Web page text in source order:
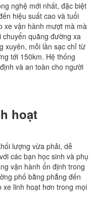
nghệ mới nhất, đặc biệt
hiệu suất cao và tuổi
xe vận hành mượt mà mà
quãng đường xa
xuyên, mỗi lần sạc chỉ từ
tới 150km. Hệ thống
và an toàn cho người
hoạt
lượng vừa phải, dễ
các bạn học sinh và phụ
vận hành ổn định trong
phố bằng phẳng đến
linh hoạt hơn trong mọi